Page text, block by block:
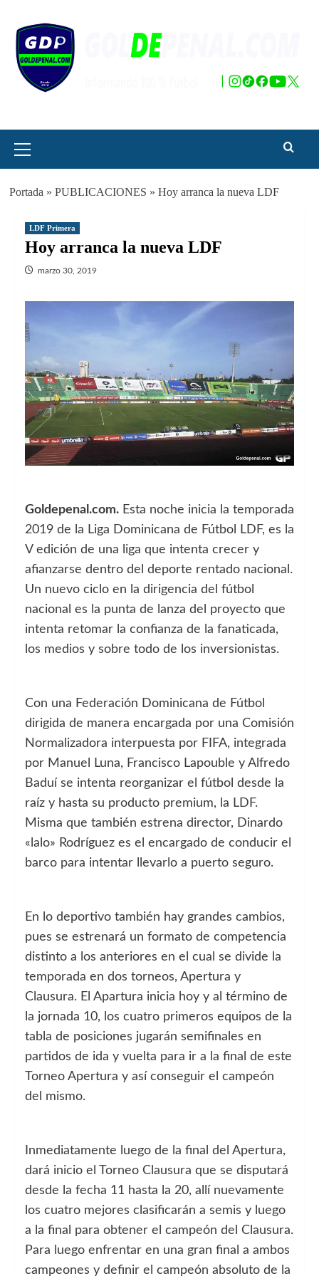
contenido
principal
Portada » PUBLICACIONES » Hoy arranca la nueva LDF
LDF Primera
Hoy arranca la nueva LDF
marzo 30, 2019
Goldepenal.com. Esta noche inicia la temporada
2019 de la Liga Dominicana de Fútbol LDF, es la
V edición de una liga que intenta crecer y
afianzarse dentro del deporte rentado nacional.
Un nuevo ciclo en la dirigencia del fútbol
nacional es la punta de lanza del proyecto que
intenta retomar la confianza de la fanaticada,
los medios y sobre todo de los inversionistas.
Con una Federación Dominicana de Fútbol
dirigida de manera encargada por una Comisión
Normalizadora interpuesta por FIFA, integrada
por Manuel Luna, Francisco Lapouble y Alfredo
Baduí se intenta reorganizar el fútbol desde la
raíz y hasta su producto premium, la LDF.
Misma que también estrena director, Dinardo
«lalo» Rodríguez es el encargado de conducir el
barco para intentar llevarlo a puerto seguro.
En lo deportivo también hay grandes cambios,
pues se estrenará un formato de competencia
distinto a los anteriores en el cual se divide la
temporada en dos torneos, Apertura y
Clausura. El Apartura inicia hoy y al término de
la jornada 10, los cuatro primeros equipos de la
tabla de posiciones jugarán semifinales en
partidos de ida y vuelta para ir a la final de este
Torneo Apertura y así conseguir el campeón
del mismo.
Inmediatamente luego de la final del Apertura,
dará inicio el Torneo Clausura que se disputará
desde la fecha 11 hasta la 20, allí nuevamente
los cuatro mejores clasificarán a semis y luego
a la final para obtener el campeón del Clausura.
Para luego enfrentar en una gran final a ambos
campeones y definir el campeón absoluto de la